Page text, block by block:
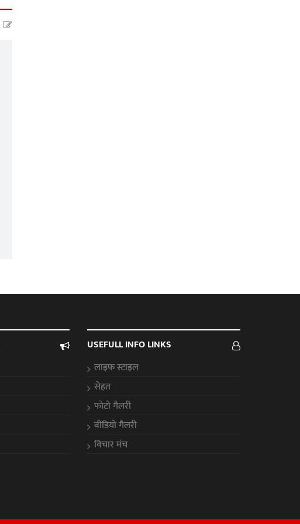
USEFULL INFO LINKS
लाइफ स्टाइल
सेहत
फोटो गैलरी
वीडियो गैलरी
विचार मंच